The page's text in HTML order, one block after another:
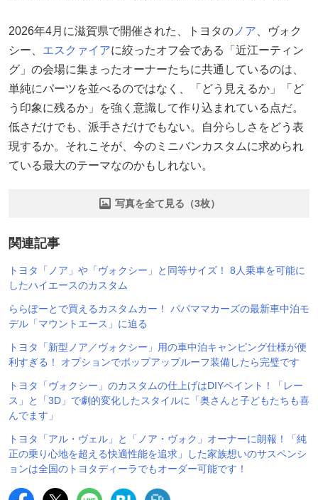
2026年4月に滋賀県で開催された、トヨタの ノア 、ヴォク
シー、 エスクァイアに絞ったオフ会である「近江ーティン
グ」の会場に集まったオーナーたちに共通しているのは、
単純にパーツを並べるのではなく、「どう見えるか」「ど
う印象に残るか」を強く意識して作り込まれている点だ。
低さだけでも、派手さだけでもない。自分らしさをどう表
現するか。それこそが、今のミニバンカスタムに求められ
ている最大のテーマなのかもしれない。
写真を全て見る（3枚）
関連記事
トヨタ「ノア」や「ヴォクシー」と同等サイズ！ 8人乗車を可能に
したハイエースのカスタム
ららぽーとで買えるカスタムカー！ パパママカーズの最新車中泊モ
デル「マウントエース」に迫る
トヨタ「新型ノア／ヴォクシー」用の車中泊キャンピング仕様が便
利すぎる！ オプションでポップアップルーフ装備したら完璧です
トヨタ「ヴォクシー」のカスタムの仕上げはDIYペイント！「レー
ス」と「3D」で劇的変化したスタイルに「奥さんと子どもたちも喜
んでます」
トヨタ「アル・ヴェル」と「ノア・ヴォク」オーナーに朗報！「純
正の乗り心地を超える快適性能を追求」した家族想いのサスペンシ
ョンは全国のトヨタディーラでもオーダー可能です！